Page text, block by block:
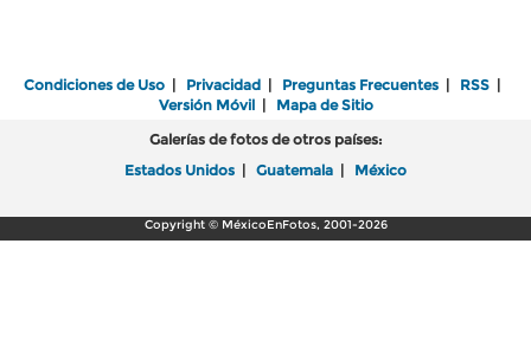
Condiciones de Uso | Privacidad | Preguntas Frecuentes | RSS |
Versión Móvil| Mapa de Sitio
Galerías de fotos de otros países:
Estados Unidos | Guatemala | México
Copyright © MéxicoEnFotos, 2001-2026